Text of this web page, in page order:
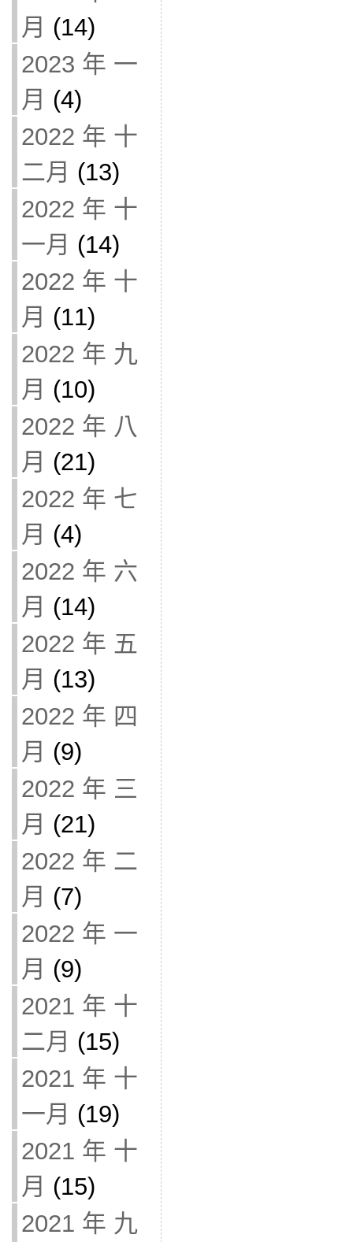
月 (14)
2023 年 一
月 (4)
2022 年 十
二月 (13)
2022 年 十
一月 (14)
2022 年 十
月 (11)
2022 年 九
月 (10)
2022 年 八
月 (21)
2022 年 七
月 (4)
2022 年 六
月 (14)
2022 年 五
月 (13)
2022 年 四
月 (9)
2022 年 三
月 (21)
2022 年 二
月 (7)
2022 年 一
月 (9)
2021 年 十
二月 (15)
2021 年 十
一月 (19)
2021 年 十
月 (15)
2021 年 九